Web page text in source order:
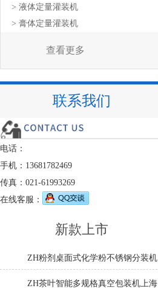
> 液体定量灌装机
> 膏体定量灌装机
查看更多
联系我们
电话：
手机：13681782469
传真：021-61993269
在线客服：
新款上市
ZH粉剂桌面式化学粉不锈钢分装机
ZH茶叶智能多规格真空包装机上海